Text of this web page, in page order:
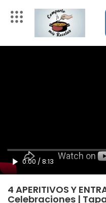
0:00 /8:13
4 APERITIVOS Y
Celebraciones |